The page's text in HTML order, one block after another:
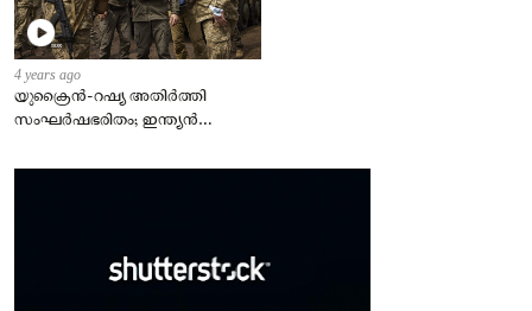
4 years ago
യുക്രൈന്‍-റഷ്യ അതിർത്തി
സംഘർഷഭരിതം; ഇന്ത്യന്‍